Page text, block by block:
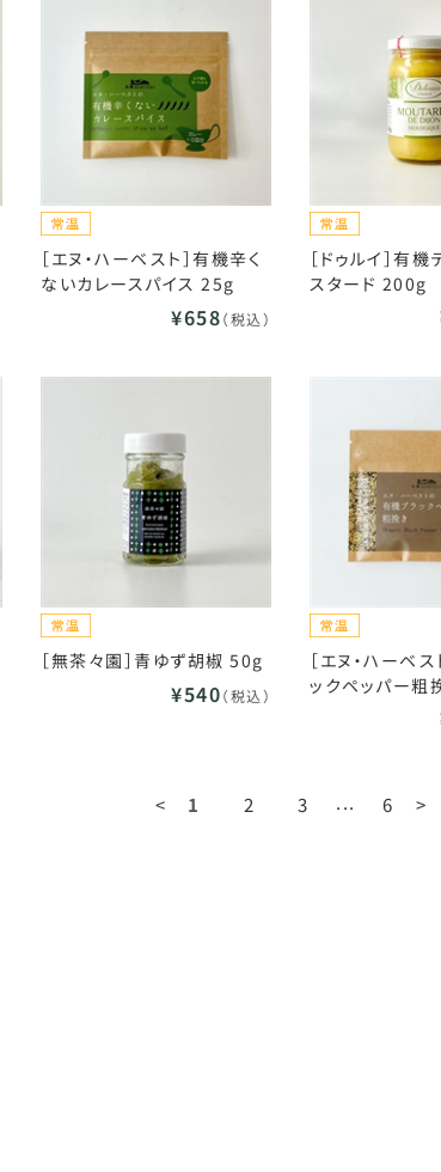
［エヌ・ハーベスト］有機辛く
ないカレースパイス 25g
¥658（税込）
［ドゥルイ］有機
スタード 200g
［無茶々園］青ゆず胡椒 50g
¥540（税込）
［エヌ・ハーベ
ックペッパー粗
< 1 2 3 ... 6 >